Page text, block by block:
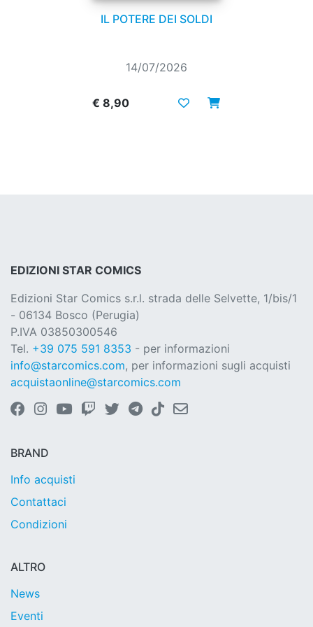
IL POTERE DEI SOLDI
14/07/2026
€ 8,90
EDIZIONI STAR COMICS
Edizioni Star Comics s.r.l. strada delle Selvette, 1/bis/1
- 06134 Bosco (Perugia)
P.IVA 03850300546
Tel. +39 075 591 8353 - per informazioni
info@starcomics.com, per informazioni sugli acquisti
acquistaonline@starcomics.com
BRAND
Info acquisti
Contattaci
Condizioni
ALTRO
News
Eventi